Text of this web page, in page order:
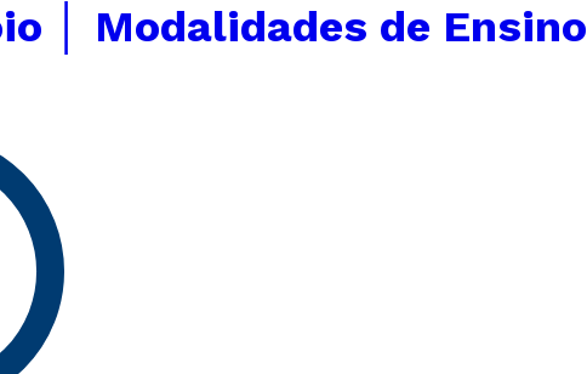
│ Modalidades de Ensino